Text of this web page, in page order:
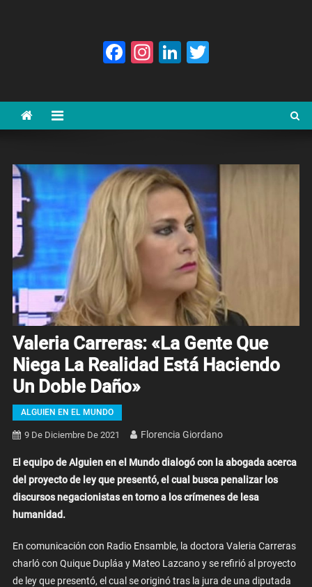
Facebook
Instagram
LinkedIn
Valeria Carreras: «La Gente Que
Niega La Realidad Está Haciendo
Un Doble Daño»
ALGUIEN EN EL MUNDO
9 De Diciembre De 2021 Florencia Giordano
El equipo de Alguien en el Mundo dialogó con la abogada acerca
del proyecto de ley que presentó, el cual busca penalizar los
discursos negacionistas en torno a los crímenes de lesa
humanidad.
En comunicación con Radio Ensamble, la doctora Valeria Carreras
charló con Quique Dupláa y Mateo Lazcano y se refirió al proyecto
de ley que presentó, el cual se originó tras la jura de una diputada